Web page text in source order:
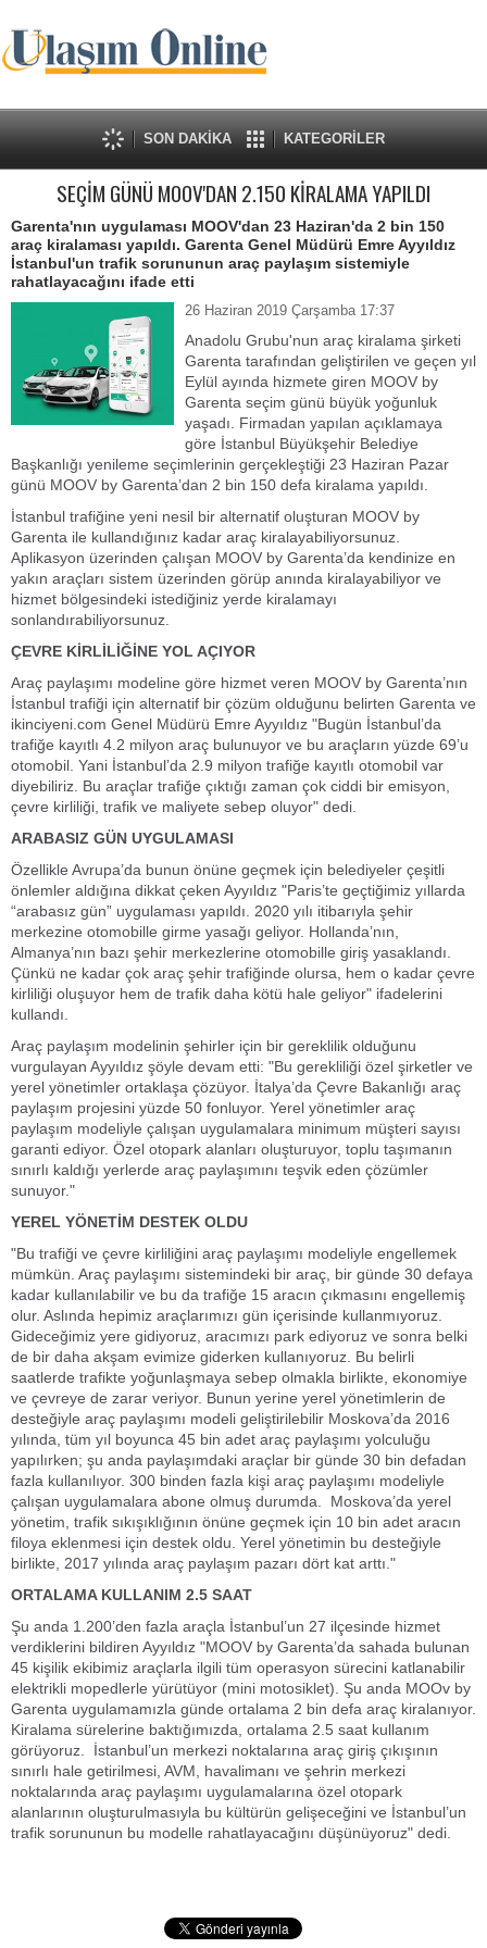
SON DAKİKA KATEGORİLER
SEÇİM GÜNÜ MOOV'DAN 2.150 KİRALAMA YAPILDI
Garenta'nın uygulaması MOOV'dan 23 Haziran'da 2 bin 150
araç kiralaması yapıldı. Garenta Genel Müdürü Emre Ayyıldız
İstanbul'un trafik sorununun araç paylaşım sistemiyle
rahatlayacağını ifade etti
26 Haziran 2019 Çarşamba 17:37
Anadolu Grubu'nun araç kiralama şirketi
Garenta tarafından geliştirilen ve geçen yıl
Eylül ayında hizmete giren MOOV by
Garenta seçim günü büyük yoğunluk
yaşadı. Firmadan yapılan açıklamaya
göre İstanbul Büyükşehir Belediye
Başkanlığı yenileme seçimlerinin gerçekleştiği 23 Haziran Pazar
günü MOOV by Garenta’dan 2 bin 150 defa kiralama yapıldı.
İstanbul trafiğine yeni nesil bir alternatif oluşturan MOOV by
Garenta ile kullandığınız kadar araç kiralayabiliyorsunuz.
Aplikasyon üzerinden çalışan MOOV by Garenta’da kendinize en
yakın araçları sistem üzerinden görüp anında kiralayabiliyor ve
hizmet bölgesindeki istediğiniz yerde kiralamayı
sonlandırabiliyorsunuz.
ÇEVRE KİRLİLİĞİNE YOL AÇIYOR
Araç paylaşımı modeline göre hizmet veren MOOV by Garenta’nın
İstanbul trafiği için alternatif bir çözüm olduğunu belirten Garenta ve
ikinciyeni.com Genel Müdürü Emre Ayyıldız "Bugün İstanbul’da
trafiğe kayıtlı 4.2 milyon araç bulunuyor ve bu araçların yüzde 69’u
otomobil. Yani İstanbul’da 2.9 milyon trafiğe kayıtlı otomobil var
diyebiliriz. Bu araçlar trafiğe çıktığı zaman çok ciddi bir emisyon,
çevre kirliliği, trafik ve maliyete sebep oluyor" dedi.
ARABASIZ GÜN UYGULAMASI
Özellikle Avrupa’da bunun önüne geçmek için belediyeler çeşitli
önlemler aldığına dikkat çeken Ayyıldız "Paris’te geçtiğimiz yıllarda
“arabasız gün” uygulaması yapıldı. 2020 yılı itibarıyla şehir
merkezine otomobille girme yasağı geliyor. Hollanda’nın,
Almanya’nın bazı şehir merkezlerine otomobille giriş yasaklandı.
Çünkü ne kadar çok araç şehir trafiğinde olursa, hem o kadar çevre
kirliliği oluşuyor hem de trafik daha kötü hale geliyor" ifadelerini
kullandı.
Araç paylaşım modelinin şehirler için bir gereklilik olduğunu
vurgulayan Ayyıldız şöyle devam etti: "Bu gerekliliği özel şirketler ve
yerel yönetimler ortaklaşa çözüyor. İtalya’da Çevre Bakanlığı araç
paylaşım projesini yüzde 50 fonluyor. Yerel yönetimler araç
paylaşım modeliyle çalışan uygulamalara minimum müşteri sayısı
garanti ediyor. Özel otopark alanları oluşturuyor, toplu taşımanın
sınırlı kaldığı yerlerde araç paylaşımını teşvik eden çözümler
sunuyor."
YEREL YÖNETİM DESTEK OLDU
"Bu trafiği ve çevre kirliliğini araç paylaşımı modeliyle engellemek
mümkün. Araç paylaşımı sistemindeki bir araç, bir günde 30 defaya
kadar kullanılabilir ve bu da trafiğe 15 aracın çıkmasını engellemiş
olur. Aslında hepimiz araçlarımızı gün içerisinde kullanmıyoruz.
Gideceğimiz yere gidiyoruz, aracımızı park ediyoruz ve sonra belki
de bir daha akşam evimize giderken kullanıyoruz. Bu belirli
saatlerde trafikte yoğunlaşmaya sebep olmakla birlikte, ekonomiye
ve çevreye de zarar veriyor. Bunun yerine yerel yönetimlerin de
desteğiyle araç paylaşımı modeli geliştirilebilir Moskova’da 2016
yılında, tüm yıl boyunca 45 bin adet araç paylaşımı yolculuğu
yapılırken; şu anda paylaşımdaki araçlar bir günde 30 bin defadan
fazla kullanılıyor. 300 binden fazla kişi araç paylaşımı modeliyle
çalışan uygulamalara abone olmuş durumda. Moskova’da yerel
yönetim, trafik sıkışıklığının önüne geçmek için 10 bin adet aracın
filoya eklenmesi için destek oldu. Yerel yönetimin bu desteğiyle
birlikte, 2017 yılında araç paylaşım pazarı dört kat arttı."
ORTALAMA KULLANIM 2.5 SAAT
Şu anda 1.200’den fazla araçla İstanbul’un 27 ilçesinde hizmet
verdiklerini bildiren Ayyıldız "MOOV by Garenta’da sahada bulunan
45 kişilik ekibimiz araçlarla ilgili tüm operasyon sürecini katlanabilir
elektrikli mopedlerle yürütüyor (mini motosiklet). Şu anda MOOv by
Garenta uygulamamızla günde ortalama 2 bin defa araç kiralanıyor.
Kiralama sürelerine baktığımızda, ortalama 2.5 saat kullanım
görüyoruz. İstanbul’un merkezi noktalarına araç giriş çıkışının
sınırlı hale getirilmesi, AVM, havalimanı ve şehrin merkezi
noktalarında araç paylaşımı uygulamalarına özel otopark
alanlarının oluşturulmasıyla bu kültürün gelişeceğini ve İstanbul’un
trafik sorununun bu modelle rahatlayacağını düşünüyoruz" dedi.